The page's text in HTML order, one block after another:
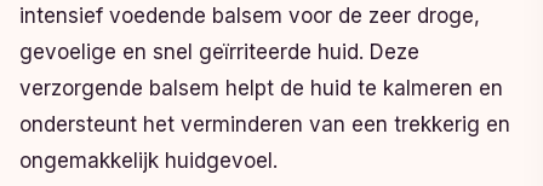
intensief voedende balsem voor de zeer droge,
gevoelige en snel geïrriteerde huid. Deze
verzorgende balsem helpt de huid te kalmeren en
ondersteunt het verminderen van een trekkerig en
ongemakkelijk huidgevoel.